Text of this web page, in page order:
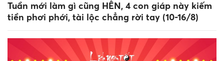
Tuần mới làm gì cũng HÊN, 4 con giáp này kiếm
tiền phơi phới, tài lộc chẳng rời tay (10-16/8)